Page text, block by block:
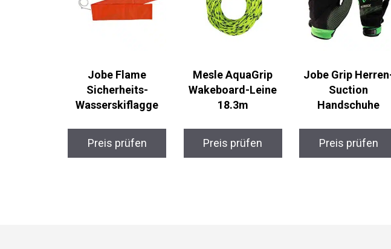
Jobe Flame
Sicherheits-
Wasserskiflagge
Preis prüfen
Mesle AquaGrip
Wakeboard-Leine
18.3m
Preis prüfen
Jobe Grip
Suction
Handschuhe
Preis prüfen